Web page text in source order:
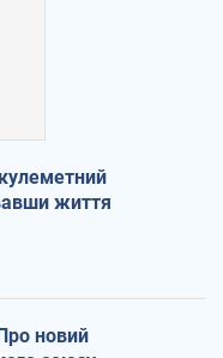
життя
новий